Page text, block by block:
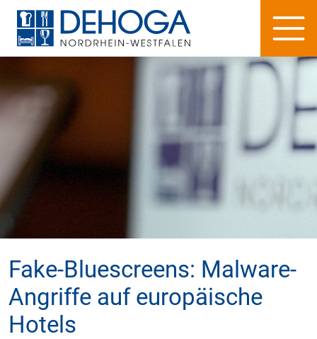
Fake-Bluescreens: Malware-
Angriffe auf europäische
Hotels